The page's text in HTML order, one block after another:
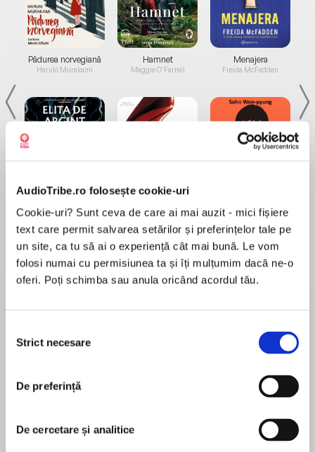
AudioTribe.ro folosește cookie-uri
Cookie-uri? Sunt ceva de care ai mai auzit - mici fișiere
text care permit salvarea setărilor și preferințelor tale pe
un site, ca tu să ai o experiență cât mai bună. Le vom
folosi numai cu permisiunea ta și îți mulțumim dacă ne-o
oferi. Poți schimba sau anula oricând acordul tău.
consimțământului
Strict necesare
De preferință
De cercetare și analitice
Pădurea norvegiană
Haruki Murakami
Elita de Argint (Elita
Hamnet
Maggie O'Farrell
Diavolul se îmbracă de
Menajera
Freida McFadden
Desprecarte
viața noastră zilnică, transformându-se în
reflexe aproape automate. Nir Eyal descrie un
mecanism psihologic precis - un ciclu de patru
etape care explică de ce revenim constant la
atunci când nu ne propunem asta conștient.
Acest ciclu este compus dintr-un declanșator, o
MAI MULT